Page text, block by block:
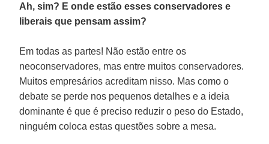
Ah, sim? E onde estão esses conservadores e
liberais que pensam assim?
Em todas as partes! Não estão entre os
neoconservadores, mas entre muitos conservadores.
Muitos empresários acreditam nisso. Mas como o
debate se perde nos pequenos detalhes e a ideia
dominante é que é preciso reduzir o peso do Estado,
ninguém coloca estas questões sobre a mesa.